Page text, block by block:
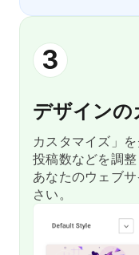
3
デザイン
カスタマイズ」
投稿数などを調
あなたのウェブ
さい。